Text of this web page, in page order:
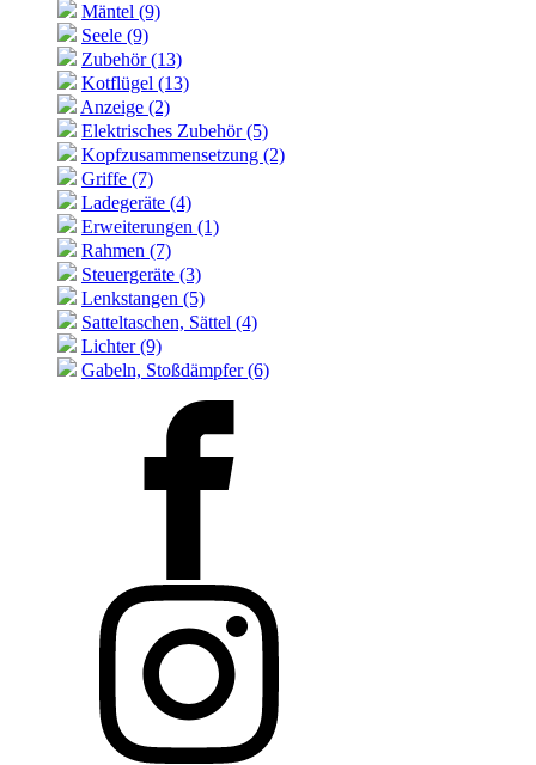
Mäntel (9)
Seele (9)
Zubehör (13)
Kotflügel (13)
Anzeige (2)
Elektrisches Zubehör (5)
Kopfzusammensetzung (2)
Griffe (7)
Ladegeräte (4)
Erweiterungen (1)
Rahmen (7)
Steuergeräte (3)
Lenkstangen (5)
Satteltaschen, Sättel (4)
Lichter (9)
Gabeln, Stoßdämpfer (6)